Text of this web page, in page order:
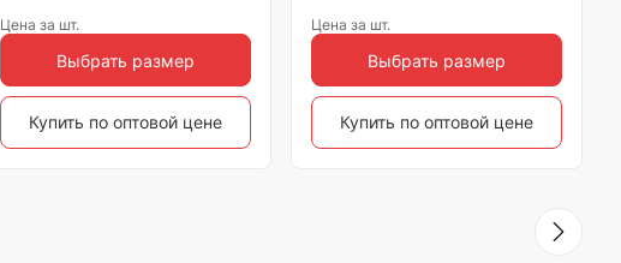
Цена за шт.
Выбрать размер
Купить по оптовой цене
Цена за шт.
Выбрать размер
Купить по оптовой цене